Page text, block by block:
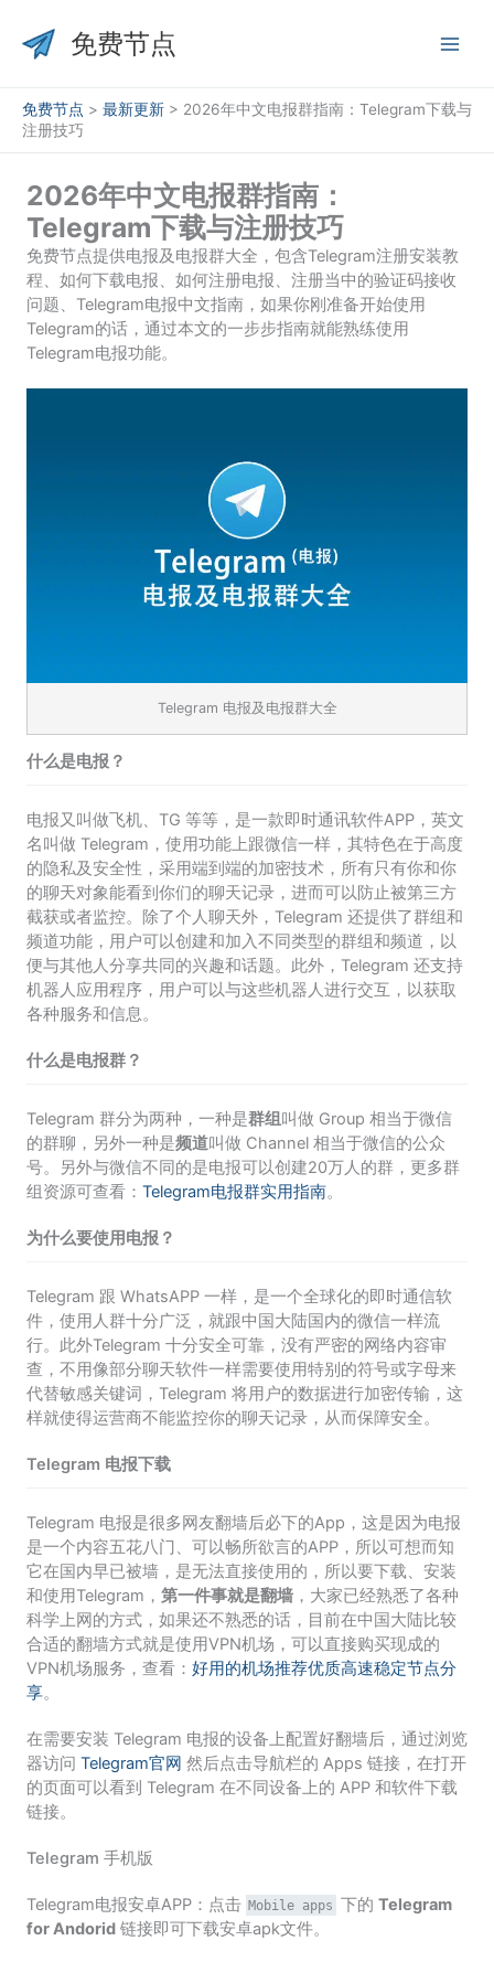
免费节点
免费节点 > 最新更新 > 2026年中文电报群指南：Telegram下载与
注册技巧
2026年中文电报群指南：
Telegram下载与注册技巧
免费节点提供电报及电报群大全，包含Telegram注册安装教
程、如何下载电报、如何注册电报、注册当中的验证码接收
问题、Telegram电报中文指南，如果你刚准备开始使用
Telegram的话，通过本文的一步步指南就能熟练使用
Telegram电报功能。
Telegram 电报及电报群大全
什么是电报？
电报又叫做飞机、TG 等等，是一款即时通讯软件APP，英文
名叫做 Telegram，使用功能上跟微信一样，其特色在于高度
的隐私及安全性，采用端到端的加密技术，所有只有你和你
的聊天对象能看到你们的聊天记录，进而可以防止被第三方
截获或者监控。除了个人聊天外，Telegram 还提供了群组和
频道功能，用户可以创建和加入不同类型的群组和频道，以
便与其他人分享共同的兴趣和话题。此外，Telegram 还支持
机器人应用程序，用户可以与这些机器人进行交互，以获取
各种服务和信息。
什么是电报群？
Telegram 群分为两种，一种是群组叫做 Group 相当于微信
的群聊，另外一种是频道叫做 Channel 相当于微信的公众
号。另外与微信不同的是电报可以创建20万人的群，更多群
组资源可查看： Telegram电报群实用指南。
为什么要使用电报？
Telegram 跟 WhatsAPP 一样，是一个全球化的即时通信软
件，使用人群十分广泛，就跟中国大陆国内的微信一样流
行。此外Telegram 十分安全可靠，没有严密的网络内容审
查，不用像部分聊天软件一样需要使用特别的符号或字母来
代替敏感关键词，Telegram 将用户的数据进行加密传输，这
样就使得运营商不能监控你的聊天记录，从而保障安全。
Telegram 电报下载
Telegram 电报是很多网友翻墙后必下的App，这是因为电报
是一个内容五花八门、可以畅所欲言的APP，所以可想而知
它在国内早已被墙，是无法直接使用的，所以要下载、安装
和使用Telegram， 第一件事就是翻墙，大家已经熟悉了各种
科学上网的方式，如果还不熟悉的话，目前在中国大陆比较
合适的翻墙方式就是使用VPN机场，可以直接购买现成的
VPN机场服务，查看： 好用的机场推荐优质高速稳定节点分
享。
在需要安装 Telegram 电报的设备上配置好翻墙后，通过浏览
器访问 Telegram官网 然后点击导航栏的 Apps 链接，在打开
的页面可以看到 Telegram 在不同设备上的 APP 和软件下载
链接。
Telegram 手机版
Telegram电报安卓APP：点击 Mobile apps 下的 Telegram
for Andorid链接即可下载安卓apk文件。